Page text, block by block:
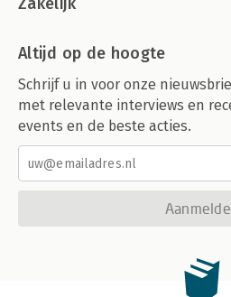
Altijd op de hoogte
Schrijf u in voor onze
met relevante interviews en
events en de beste acties.